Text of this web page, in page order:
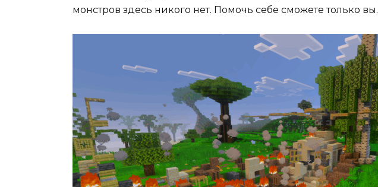
монстров здесь никого нет. Помочь себе сможете только вы.